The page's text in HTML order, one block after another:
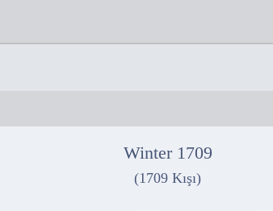
Winter 1709
(1709 Kışı)